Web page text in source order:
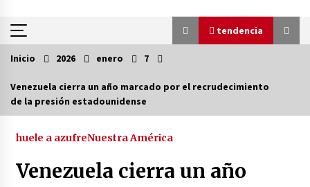
tendencia
tendencia
2 días atrás
Amenaza, ultimátum, retirada: ¿por qué la
Inicio 2026 enero 7
Venezuela cierra un año marcado por el recrudecimiento
de la presión estadounidense
huele a azufreNuestra América
Venezuela cierra un año